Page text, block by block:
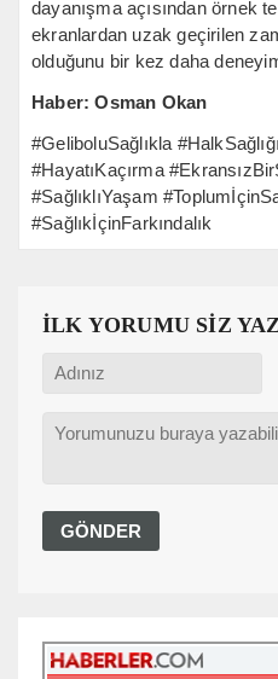
dayanışma açısından örnek
ekranlardan uzak geçirilen
olduğunu bir kez daha
Haber: Osman Okan
#GeliboluSağlıkla
#HayatıKaçırma
#SağlıklıYaşam
#SağlıkİçinFarkındalık
İLK YORUMU SİZ